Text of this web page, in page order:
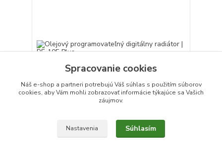
Olejový programovateľný digitálny radiátor | RF-
10E Plus
Spracovanie cookies
Náš e-shop a partneri potrebujú Váš súhlas s použitím súborov
cookies, aby Vám mohli zobrazovať informácie týkajúce sa Vašich
záujmov.
Nastavenia Súhlasím